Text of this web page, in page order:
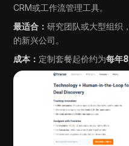
CRM或工作流管理工具。
最适合：研究团队或大型组织
的新兴公司。
成本： 定制套餐起价约为每年